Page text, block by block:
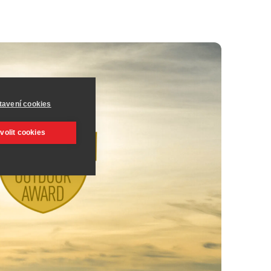
cookies
cookies